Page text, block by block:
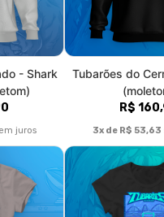
juros 3x de R$ 28,63
Trocas / DevoluçõesRastrear
Devolução Denuncie o Uso